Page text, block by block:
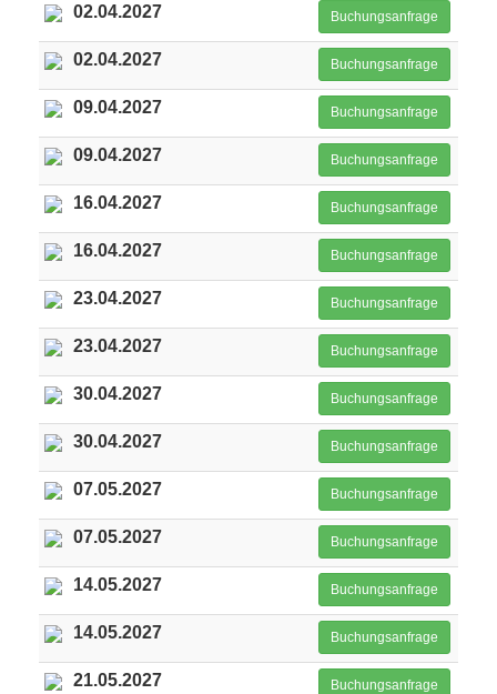
02.04.2027 Buchungsanfrage
02.04.2027 Buchungsanfrage
09.04.2027 Buchungsanfrage
09.04.2027 Buchungsanfrage
16.04.2027 Buchungsanfrage
16.04.2027 Buchungsanfrage
23.04.2027 Buchungsanfrage
23.04.2027 Buchungsanfrage
30.04.2027 Buchungsanfrage
30.04.2027 Buchungsanfrage
07.05.2027 Buchungsanfrage
07.05.2027 Buchungsanfrage
14.05.2027 Buchungsanfrage
14.05.2027 Buchungsanfrage
21.05.2027 Buchungsanfrage